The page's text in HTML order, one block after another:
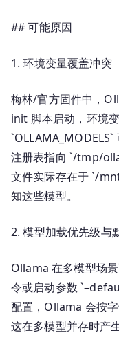
排
## 可能原因
1. 环境变量覆盖冲突
梅林/官方固件中，
init 脚本启动，环境
注册表指向 `/tmp/
文件实际存在于 `/
知这些模型。
2. 模型加载优先级与
Ollama 在多模型场
令或启动参数
配置，Ollama 会按
这在多模型并存时产